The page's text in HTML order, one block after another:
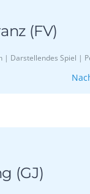
(FV)
| Darstellendes Spiel |
(GJ)